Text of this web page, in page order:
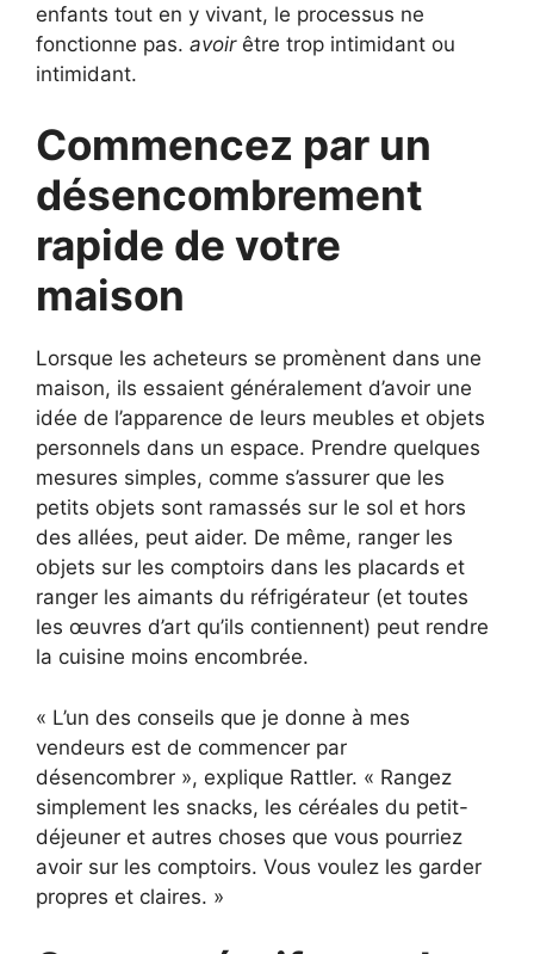
enfants tout en y vivant, le processus ne
fonctionne pas. avoirêtre trop intimidant ou
intimidant.
Commencez par un
désencombrement
rapide de votre
maison
Lorsque les acheteurs se promènent dans une
maison, ils essaient généralement d’avoir une
idée de l’apparence de leurs meubles et objets
personnels dans un espace. Prendre quelques
mesures simples, comme s’assurer que les
petits objets sont ramassés sur le sol et hors
des allées, peut aider. De même, ranger les
objets sur les comptoirs dans les placards et
ranger les aimants du réfrigérateur (et toutes
les œuvres d’art qu’ils contiennent) peut rendre
la cuisine moins encombrée.
« L’un des conseils que je donne à mes
vendeurs est de commencer par
désencombrer », explique Rattler. « Rangez
simplement les snacks, les céréales du petit-
déjeuner et autres choses que vous pourriez
avoir sur les comptoirs. Vous voulez les garder
propres et claires. »